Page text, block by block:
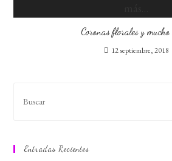
Coronas florales y mucho
12 septiembre, 2018
Entradas Recientes